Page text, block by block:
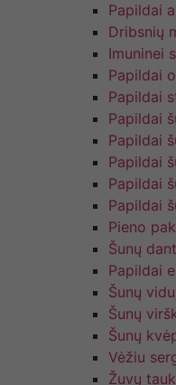
Papildai
Dribsnių
Imuninei
Papildai
Papildai
Papildai
Papildai
Papildai
Papildai
Papildai
Pieno
Šunų
Papildai
Šunų
Šunų
Šunų
Vėžiu
Žuvų